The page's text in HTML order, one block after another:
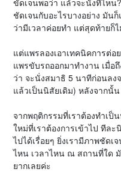
ชัดเจนกับอะไรบางอย่าง มัน
ว่ามีเวลาค่อยทำ แต่สุดท้ายก็
แต่แพรลองเอาเทคนิคการต่
แพรขับรถออกมาทำงาน เมื่อ
ว่า จะนั่งสมาธิ 5 นาทีก่อนลง
แล้วเป็นนิสัยเดิม) หลังจากนั้
จากพฤติกรรมที่เราต้องทำเป็
ใหม่ที่เราต้องการเข้าไป ทีล
ไปได้เรื่อยๆ ยิ่งเรามีภาพชัดเ
ไหน เวลาไหน ณ สถานที่ใด
ยากเลยค่ะ